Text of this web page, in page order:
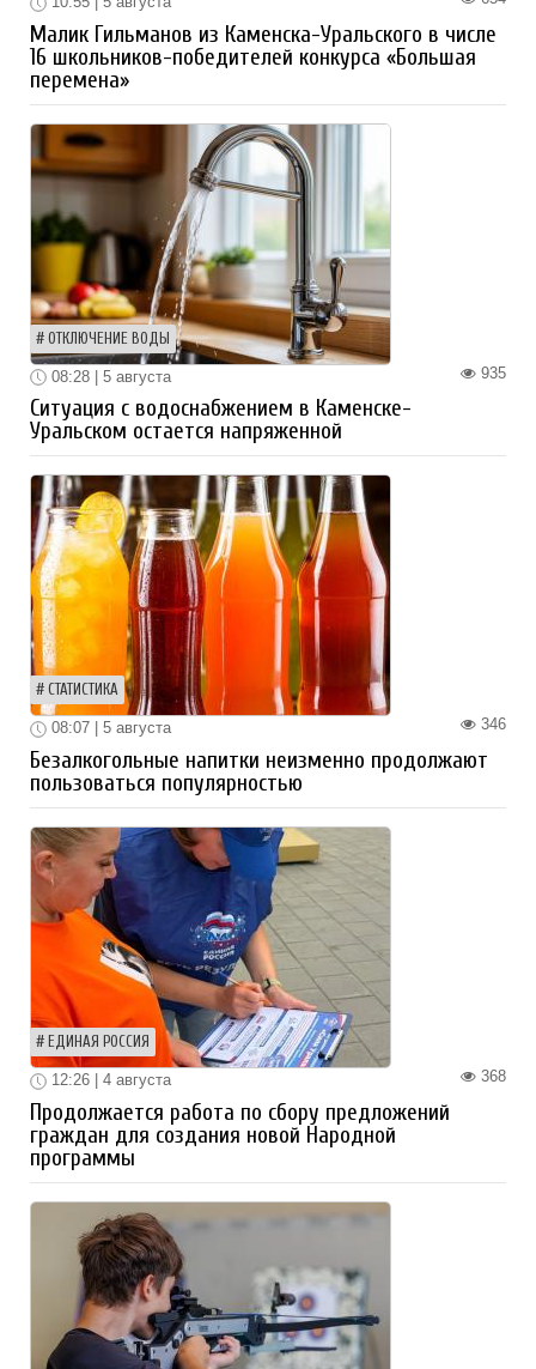
Малик Гильманов из Каменска-Уральского в числе
16 школьников-победителей конкурса «Большая
перемена»
ОТКЛЮЧЕНИЕ ВОДЫ
935
08:28 | 5 августа
Ситуация с водоснабжением в Каменске-
Уральском остается напряженной
СТАТИСТИКА
346
08:07 | 5 августа
Безалкогольные напитки неизменно продолжают
пользоваться популярностью
ЕДИНАЯ РОССИЯ
368
12:26 | 4 августа
Продолжается работа по сбору предложений
граждан для создания новой Народной
программы